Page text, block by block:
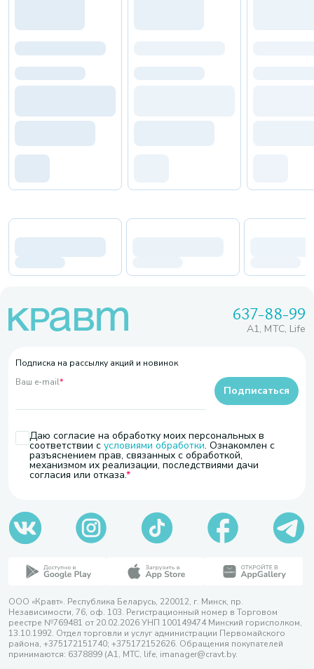
637-88-99
A1, МТС, Life
Подписка на рассылку акций и новинок
Ваш e-mail*
Даю согласие на обработку моих персональных в
соответствии с условиями обработки. Ознакомлен с
разъяснением прав, связанных с обработкой,
механизмом их реализации, последствиями дачи
согласия или отказа.
Подписаться
ООО «Кравт». Республика Беларусь, 220012, г. Минск, пр.
Независимости, 76, оф. 103. Регистрационный номер в Торговом
реестре №769481 от 20.02.2026 УНП 100149474 Минский горисполком,
13.10.1992. Отдел торговли и услуг администрации Первомайского
района, +375172151740; +375172152626. Обращения покупателей
принимаются: 6378899 (А1, МТС, life, imanager@cravt.by.